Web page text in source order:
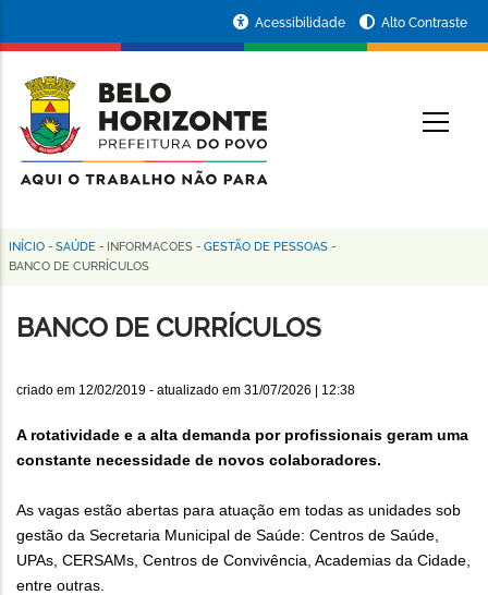
conteúdo
principal
da
Prefeitura
de
Horizonte
Acessibilidade Alto Contraste
Trilha
navegação
INÍCIO - SAÚDE - INFORMACOES - GESTÃO DE PESSOAS -
BANCO DE CURRÍCULOS
BANCO DE CURRÍCULOS
criado em 12/02/2019 - atualizado em 31/07/2026 | 12:38
A rotatividade e a alta demanda por profissionais geram uma
constante necessidade de novos colaboradores.
As vagas estão abertas para atuação em todas as unidades sob
gestão da Secretaria Municipal de Saúde: Centros de Saúde,
UPAs, CERSAMs, Centros de Convivência, Academias da Cidade,
entre outras.